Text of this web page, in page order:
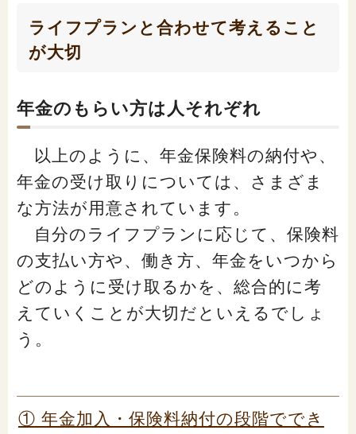
ライフプランと合わせて考えること
が大切
年金のもらい方は人それぞれ
以上のように、年金保険料の納付や、
年金の受け取りについては、さまざま
な方法が用意されています。
自分のライフプランに応じて、保険料
の支払い方や、働き方、年金をいつから
どのように受け取るかを、総合的に考
えていくことが大切だといえるでしょ
う。
① 年金加入・保険料納付の段階ででき